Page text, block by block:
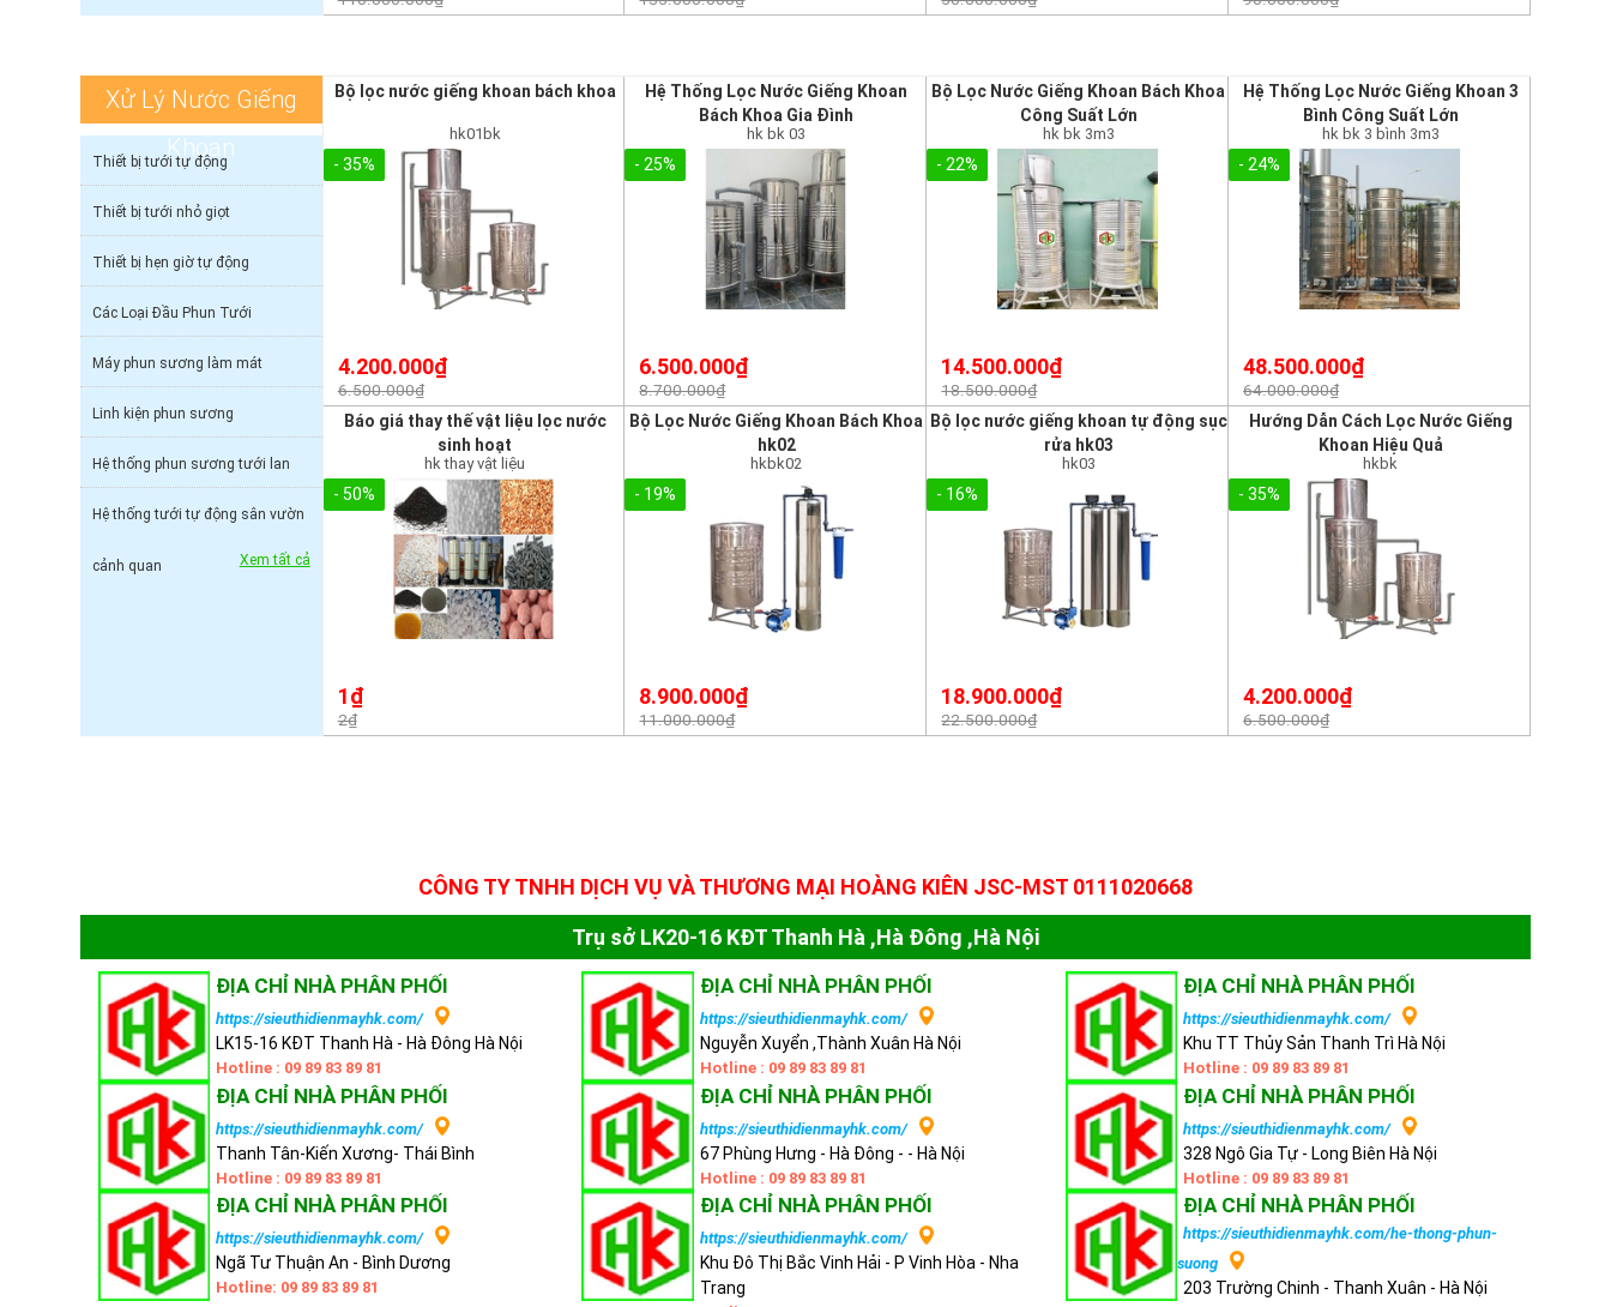
Xử Lý Nước Giếng
Khoan
Thiết bị tưới tự động
Thiết bị tưới nhỏ giọt
Thiết bị hẹn giờ tự động
Các Loại Đầu Phun Tưới
Máy phun sương làm mát
Linh kiện phun sương
Hệ thống phun sương tưới lan
Hệ thống tưới tự động sân vườn
cảnh quan Xem tất cả
Bộ lọc nước giếng khoan bách khoa
hk01bk
- 35%
4.200.000₫
6.500.000₫
Hệ Thống Lọc Nước Giếng Khoan
Bách Khoa Gia Đình
hk bk 03
- 25%
6.500.000₫
8.700.000₫
Bộ Lọc Nước Giếng Khoan Bách Khoa
Công Suất Lớn
hk bk 3m3
- 22%
14.500.000₫
18.500.000₫
Hệ Thống Lọc Nước Giếng Khoan 3
Bình Công Suất Lớn
hk bk 3 bình 3m3
- 24%
48.500.000₫
64.000.000₫
Báo giá thay thế vật liệu lọc nước
sinh hoạt
hk thay vật liệu
- 50%
1₫
2₫
Bộ Lọc Nước Giếng Khoan Bách Khoa
hk02
hkbk02
- 19%
8.900.000₫
11.000.000₫
Bộ lọc nước giếng khoan tự động sục
rửa hk03
hk03
- 16%
18.900.000₫
22.500.000₫
Hướng Dẫn Cách Lọc Nước Giếng
Khoan Hiệu Quả
hkbk
- 35%
4.200.000₫
6.500.000₫
CÔNG TY TNHH DỊCH VỤ VÀ THƯƠNG MẠI HOÀNG KIÊN JSC-MST 0111020668
Trụ sở LK20-16 KĐT Thanh Hà ,Hà Đông ,Hà Nội
ĐỊA CHỈ NHÀ PHÂN PHỐI
https://sieuthidienmayhk.com/
LK15-16 KĐT Thanh Hà - Hà Đông Hà Nội
Hotline : 09 89 83 89 81
ĐỊA CHỈ NHÀ PHÂN PHỐI
https://sieuthidienmayhk.com/
Nguyễn Xuyển ,Thành Xuân Hà Nội
Hotline : 09 89 83 89 81
ĐỊA CHỈ NHÀ PHÂN PHỐI
https://sieuthidienmayhk.com/
Khu TT Thủy Sản Thanh Trì Hà Nội
Hotline : 09 89 83 89 81
ĐỊA CHỈ NHÀ PHÂN PHỐI
https://sieuthidienmayhk.com/
Thanh Tân-Kiến Xương- Thái Bình
Hotline : 09 89 83 89 81
ĐỊA CHỈ NHÀ PHÂN PHỐI
https://sieuthidienmayhk.com/
67 Phùng Hưng - Hà Đông - - Hà Nội
Hotline : 09 89 83 89 81
ĐỊA CHỈ NHÀ PHÂN PHỐI
https://sieuthidienmayhk.com/
328 Ngô Gia Tự - Long Biên Hà Nội
Hotline : 09 89 83 89 81
ĐỊA CHỈ NHÀ PHÂN PHỐI
https://sieuthidienmayhk.com/
Ngã Tư Thuận An - Bình Dương
Hotline: 09 89 83 89 81
ĐỊA CHỈ NHÀ PHÂN PHỐI
https://sieuthidienmayhk.com/
Khu Đô Thị Bắc Vinh Hải - P Vinh Hòa - Nha
Trang
ĐỊA CHỈ NHÀ PHÂN PHỐI
https://sieuthidienmayhk.com/he-thong-phun-
suong
203 Trường Chinh - Thanh Xuân - Hà Nội